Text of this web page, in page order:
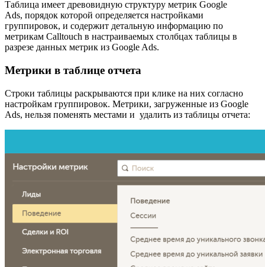
Таблица имеет древовидную структуру метрик Google
Ads, порядок которой определяется настройками
группировок, и содержит детальную информацию по
метрикам Calltouch в настраиваемых столбцах таблицы в
разрезе данных метрик из Google Ads.
Метрики в таблице отчета
Строки таблицы раскрываются при клике на них согласно
настройкам группировок. Метрики, загруженные из Google
Ads, нельзя поменять местами и удалить из таблицы отчета: